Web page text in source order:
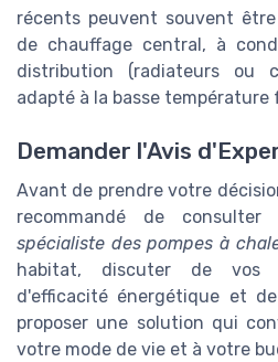
récents peuvent souvent
de chauffage central, à
distribution (radiateurs ou
adapté à la basse température
Demander l'Avis
Avant de prendre votre
recommandé de
spécialiste des pompes à
habitat, discuter de vos
d'efficacité énergétique et
proposer une solution qui
votre mode de vie et à votre